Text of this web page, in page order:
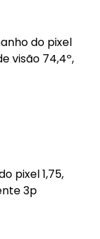
do pixel
visão 74,4º,
pixel 1,75,
3p